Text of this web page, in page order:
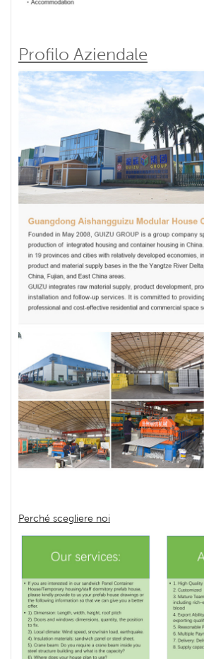
Profilo Aziendale
Perché scegliere noi